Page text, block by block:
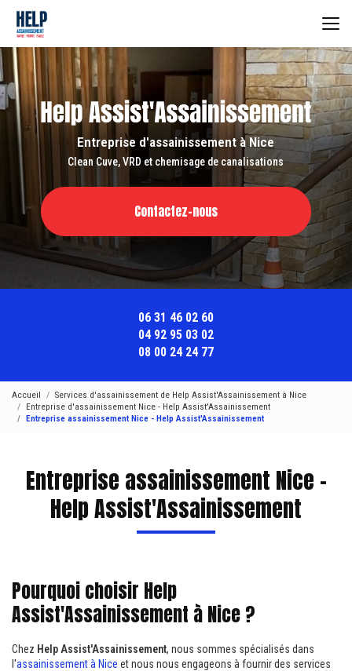
contenu
principal
Entreprise d'assainissement à Nice
Clean Cuve, VRD et chemisage de canalisations
Contactez-nous
06 31 46 02 60
04 92 95 03 02
08 00 24 24 77
Accueil
Services d'assainissement de Help Assist'Assainissement à Nice
Entreprise d'assainissement Nice - Help Assist'Assainissement
Entreprise assainissement Nice - Help Assist'Assainissement
Entreprise assainissement Nice -
Help Assist'Assainissement
Pourquoi choisir Help
Assist'Assainissement à Nice ?
Chez Help Assist'Assainissement, nous sommes spécialisés dans
l'assainissement à Nice et nous nous engageons à fournir des services